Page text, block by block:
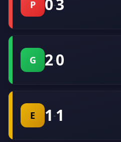
P 0-3
G 2-0
E 1 -1